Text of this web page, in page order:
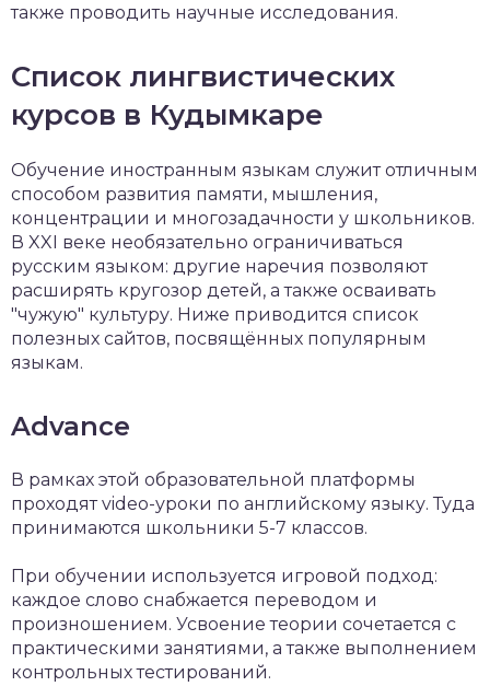
также проводить научные исследования.
Список лингвистических
курсов в Кудымкаре
Обучение иностранным языкам служит отличным
способом развития памяти, мышления,
концентрации и многозадачности у школьников.
В XXI веке необязательно ограничиваться
русским языком: другие наречия позволяют
расширять кругозор детей, а также осваивать
"чужую" культуру. Ниже приводится список
полезных сайтов, посвящённых популярным
языкам.
Advance
В рамках этой образовательной платформы
проходят video-уроки по английскому языку. Туда
принимаются школьники 5-7 классов.
При обучении используется игровой подход:
каждое слово снабжается переводом и
произношением. Усвоение теории сочетается с
практическими занятиями, а также выполнением
контрольных тестирований.